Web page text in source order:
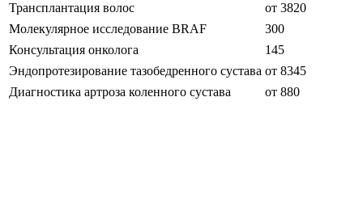
Трансплантация волос
от 3820
Молекулярное исследование BRAF
300
Консультация онколога
145
Эндопротезирование тазобедренного сустава от 8345
Диагностика артроза коленного сустава
от 880